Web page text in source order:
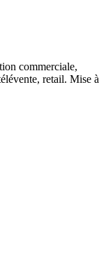
commerciale,
retail. Mise à